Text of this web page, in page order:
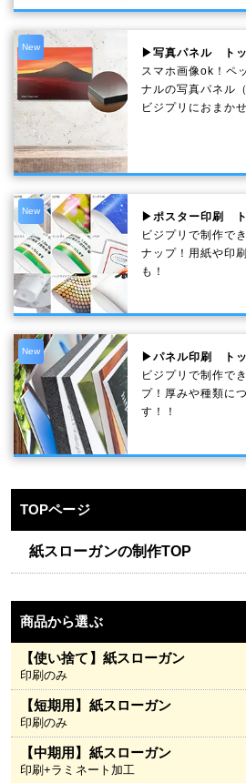
New
▶写真パネル ト
スマホ画像ok！ペ
ナルの写真パネル
ビジプリにおまか
New
▶ポスター印刷 ト
ビジプリで制作で
ナップ！用紙や印
も！
New
▶パネル印刷 ト
ビジプリで制作で
プ！厚みや種類に
す！！
TOPページ
紙スローガンの制作TOP
商品から選ぶ
【使い捨て】紙スローガン
印刷のみ
【短期用】紙スローガン
印刷のみ
【中期用】紙スローガン
印刷+ラミネート加工